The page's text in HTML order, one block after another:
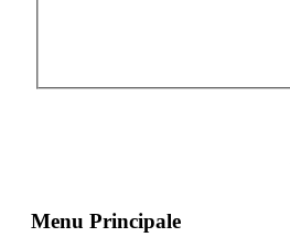
Menu Principale